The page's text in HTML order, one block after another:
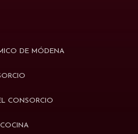
DE MÓDENA
CONSORCIO